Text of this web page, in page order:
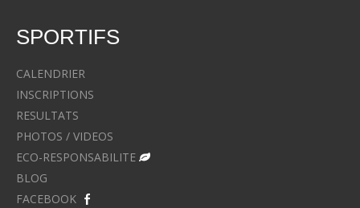
SPORTIFS
CALENDRIER
INSCRIPTIONS
RESULTATS
PHOTOS / VIDEOS
ECO-RESPONSABILITE
BLOG
FACEBOOK